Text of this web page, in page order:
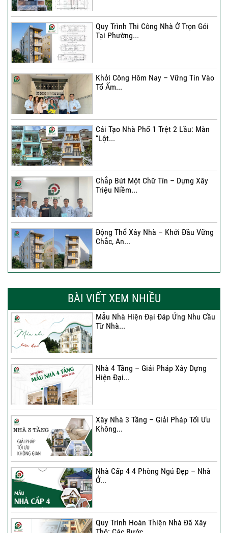
Quy Trình Thi Công Nhà Ở Trọn Gói
Tại Phường...
Khởi Công Hôm Nay – Vững Tin Vào
Tổ Ấm...
Cải Tạo Nhà Phố 1 Trệt 2 Lầu: Màn
“Lột...
Chắp Bút Một Chữ Tín – Dựng Xây
Triệu Niềm...
Động Thổ Xây Nhà – Khởi Đầu Vững
Chắc, An...
Chắc Cho...
BÀI VIẾT XEM NHIỀU
Mẫu Nhà Hiện Đại Đáp Ứng Nhu Cầu
Từ Nhà...
Nhà 4 Tầng – Giải Pháp Xây Dựng
Hiện Đại...
Xây Nhà 3 Tầng – Giải Pháp Tối Ưu
Không...
Nhà Cấp 4 4 Phòng Ngủ Đẹp – Nhà
Ở...
Quy Trình Hoàn Thiện Nhà Đã Xây